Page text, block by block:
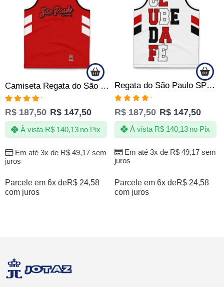
Camiseta Regata do São Paulo SPFC Quebrada Jotaz Oficial
Avaliação
5.00de 5
R$187,50 R$ 147,50
Em até 3x de R$49,17sem
juros
À vista R$140,13 no Pix
Parcele em 6x deR$ 24,58
com juros
Regata do São Paulo SPFC Clube da Fé Quebrada Jotaz Oficial
Avaliação
5.00de 5
R$187,50 R$ 147,50
Em até 3x de R$49,17sem
juros
À vista R$140,13 no Pix
Parcele em 6x deR$ 24,58
com juros